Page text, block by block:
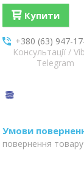
Купити
+380 (63) 947-
Консультації /
Telegram
повернення